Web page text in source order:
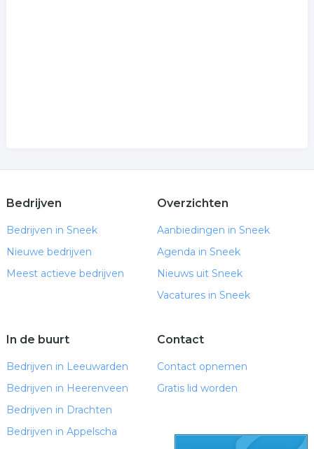
Bedrijven
Bedrijven in Sneek
Nieuwe bedrijven
Meest actieve bedrijven
Overzichten
Aanbiedingen in Sneek
Agenda in Sneek
Nieuws uit Sneek
Vacatures in Sneek
In de buurt
Bedrijven in Leeuwarden
Bedrijven in Heerenveen
Bedrijven in Drachten
Bedrijven in Appelscha
Contact
Contact opnemen
Gratis lid worden